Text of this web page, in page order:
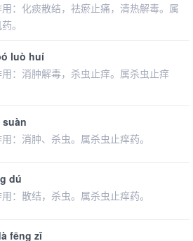
：化痰散结，祛瘀止痛，清热解毒。属
。
luò huí
：消肿解毒，杀虫止痒。属杀虫止痒
suàn
：消肿、杀虫。属杀虫止痒药。
dú
：散结，杀虫。属杀虫止痒药。
fēng zǐ